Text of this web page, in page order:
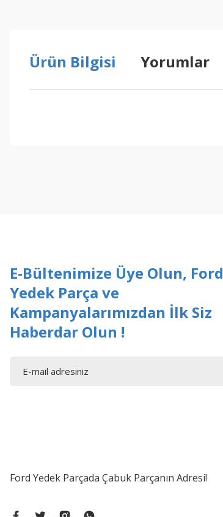
Ürün Bilgisi Yorumlar
E-Bültenimize Üye Olun, Ford
Yedek Parça ve
Kampanyalarımızdan İlk Siz
Haberdar Olun !
Ford Yedek Parçada Çabuk Parçanın Adresi!